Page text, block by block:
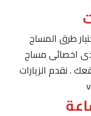
طرق المساج
اخصائى مساج
نقدم الزيارات